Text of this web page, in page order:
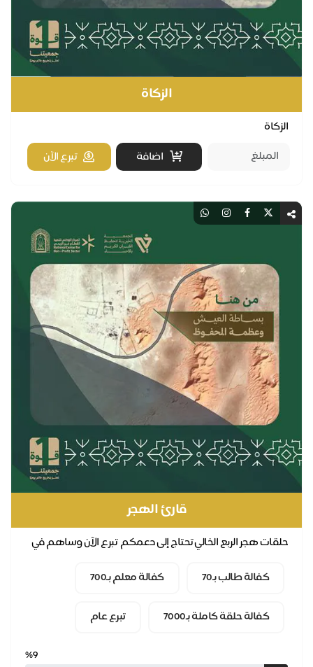
الزكاة
اضافة
تبرع الآن
قارئ الهجر
هجر الربع الخالي تحتاج إلى دعمكم تبرع الآن وساهم في
كفالة طالب بـ70
كفالة معلم بـ700
كفالة حلقة كاملة بـ7000 تبرع عام